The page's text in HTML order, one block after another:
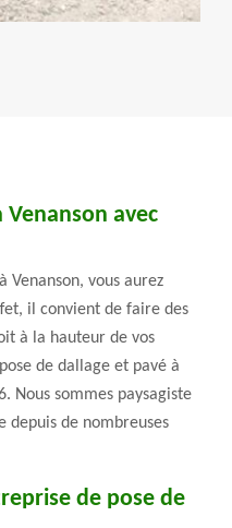
avec
Venanson, vous aurez
il convient de faire des
à la hauteur de vos
de dallage et pavé à
Nous sommes paysagiste
depuis de nombreuses
de pose de